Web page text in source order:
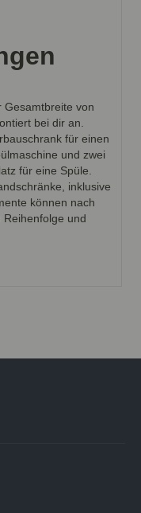
Gesamtbreite von
bei dir an.
für einen
und zwei
für eine Spüle.
inklusive
können nach
und